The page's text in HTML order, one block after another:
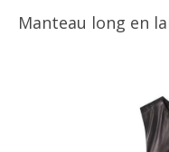
Manteau long en